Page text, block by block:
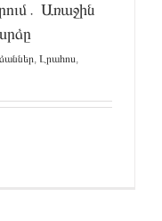
Առաջին
, Լրահոս,